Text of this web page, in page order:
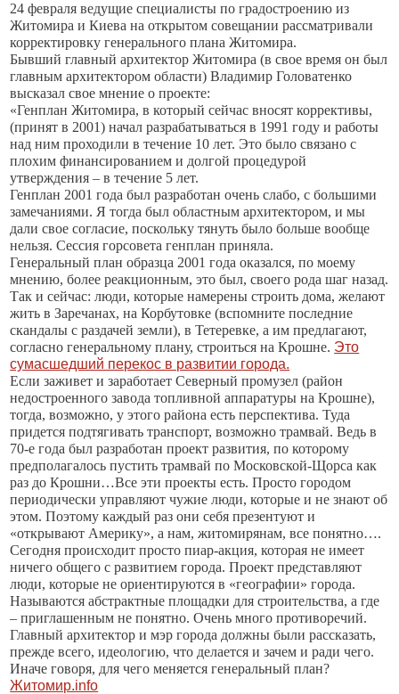
24 февраля ведущие специалисты по градостроению из
Житомира и Киева на открытом совещании рассматривали
корректировку генерального плана Житомира.
Бывший главный архитектор Житомира (в свое время он был
главным архитектором области) Владимир Головатенко
высказал свое мнение о проекте:
«Генплан Житомира, в который сейчас вносят коррективы,
(принят в 2001) начал разрабатываться в 1991 году и работы
над ним проходили в течение 10 лет. Это было связано с
плохим финансированием и долгой процедурой
утверждения – в течение 5 лет.
Генплан 2001 года был разработан очень слабо, с большими
замечаниями. Я тогда был областным архитектором, и мы
дали свое согласие, поскольку тянуть было больше вообще
нельзя. Сессия горсовета генплан приняла.
Генеральный план образца 2001 года оказался, по моему
мнению, более реакционным, это был, своего рода шаг назад.
Так и сейчас: люди, которые намерены строить дома, желают
жить в Заречанах, на Корбутовке (вспомните последние
скандалы с раздачей земли), в Тетеревке, а им предлагают,
согласно генеральному плану, строиться на Крошне. Это
сумасшедший перекос в развитии города.
Если заживет и заработает Северный промузел (район
недостроенного завода топливной аппаратуры на Крошне),
тогда, возможно, у этого района есть перспектива. Туда
придется подтягивать транспорт, возможно трамвай. Ведь в
70-е года был разработан проект развития, по которому
предполагалось пустить трамвай по Московской-Щорса как
раз до Крошни…Все эти проекты есть. Просто городом
периодически управляют чужие люди, которые и не знают об
этом. Поэтому каждый раз они себя презентуют и
«открывают Америку», а нам, житомирянам, все понятно….
Сегодня происходит просто пиар-акция, которая не имеет
ничего общего с развитием города. Проект представляют
люди, которые не ориентируются в «географии» города.
Называются абстрактные площадки для строительства, а где
– приглашенным не понятно. Очень много противоречий.
Главный архитектор и мэр города должны были рассказать,
прежде всего, идеологию, что делается и зачем и ради чего.
Иначе говоря, для чего меняется генеральный план?
Житомир.info